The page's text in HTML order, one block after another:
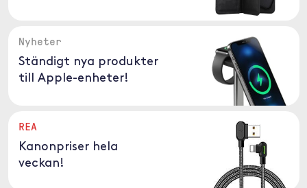
Nyheter
Ständigt nya produkter
till Apple-enheter!
REA
Kanonpriser hela
veckan!